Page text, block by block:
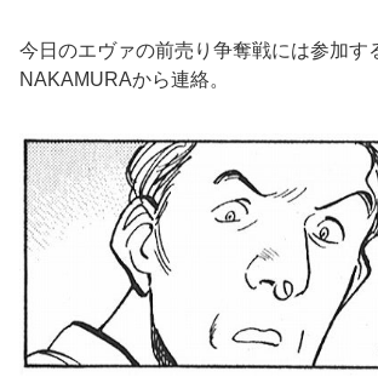
今日のエヴァの前売り争奪戦には参加す
NAKAMURAから連絡。